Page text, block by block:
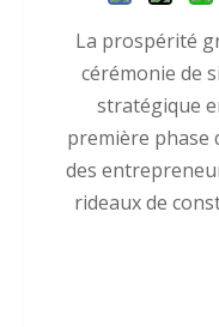
La prospérité
cérémonie de
stratégique
première phase
des
rideaux de